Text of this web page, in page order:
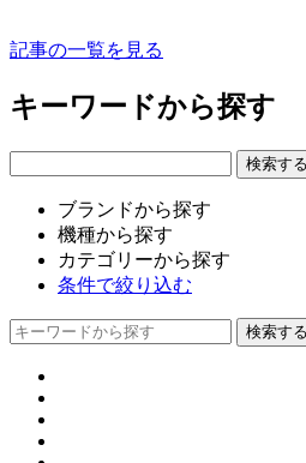
記事の一覧を見る
キーワードから探す
ブランドから探す
機種から探す
カテゴリーから探す
条件で絞り込む